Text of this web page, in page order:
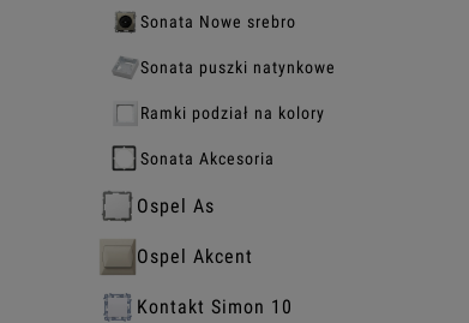
Sonata Nowe srebro
Sonata puszki natynkowe
Ramki podział na kolory
Sonata Akcesoria
Ospel As
Ospel Akcent
Kontakt Simon 10